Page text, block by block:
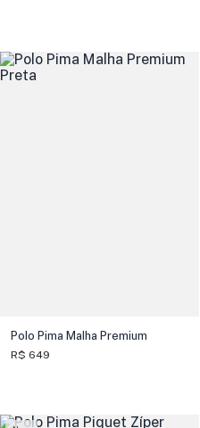
Polo Pima Malha Premium
R$ 649